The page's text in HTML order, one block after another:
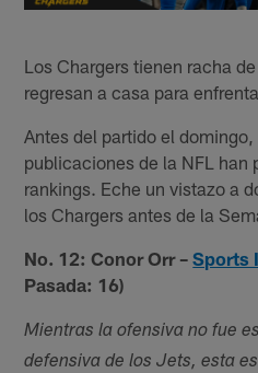
Los Chargers tienen racha
regresan a casa para
Antes del partido el
publicaciones de la NFL han
rankings. Eche un vistazo a
los Chargers antes de la
No. 12: Conor Orr – Sports
Pasada: 16)
Mientras la ofensiva no fue
defensiva de los Jets, esta